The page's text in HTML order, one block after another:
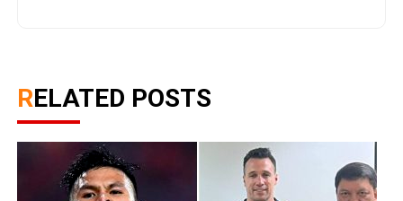
RELATED POSTS